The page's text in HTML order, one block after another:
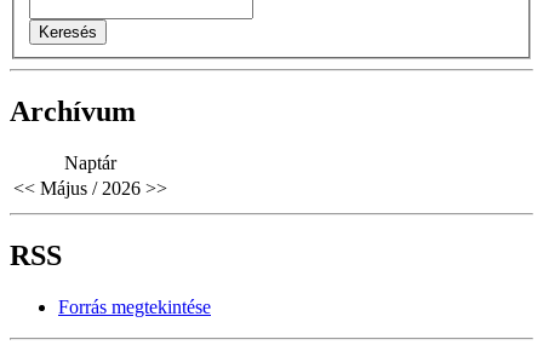
Archívum
Naptár
<< Május / 2026 >>
RSS
Forrás megtekintése